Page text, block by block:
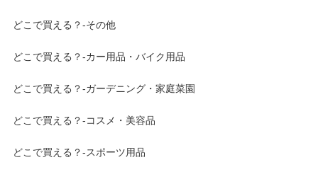
どこで買える？-その他
どこで買える？-カー用品・バイク用品
どこで買える？-ガーデニング・家庭菜園
どこで買える？-コスメ・美容品
どこで買える？-スポーツ用品